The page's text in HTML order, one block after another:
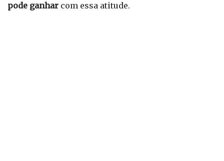
pode ganhar com essa atitude.